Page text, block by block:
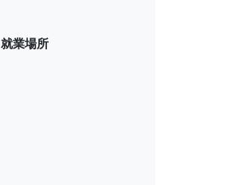
就業場所